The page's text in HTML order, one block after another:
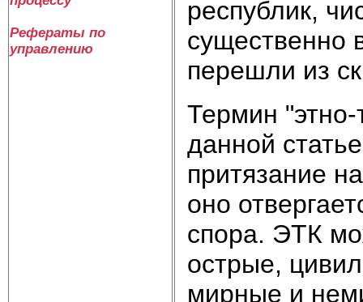
Рефераты по
управлению
республик,
существенно
перешли из
Термин
данной
притязание
оно
спора. ЭТК
острые,
мирные и